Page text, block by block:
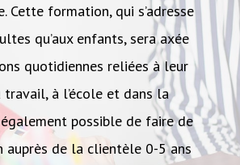
Cette formation, qui s’adresse
qu’aux enfants, sera axée
quotidiennes reliées à leur
à l’école et dans la
possible de faire de
auprès de la clientèle 0-5 ans